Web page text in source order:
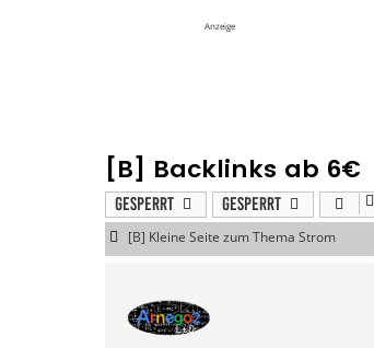
Anzeige
[B] Backlinks ab 6€
Gesperrt Gesperrt
[B] Kleine Seite zum Thema Strom